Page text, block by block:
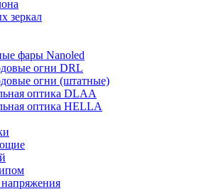
зеркал
фары Nanoled
огни DRL
огни (штатные)
оптика DLAA
оптика HELLA
напряжения